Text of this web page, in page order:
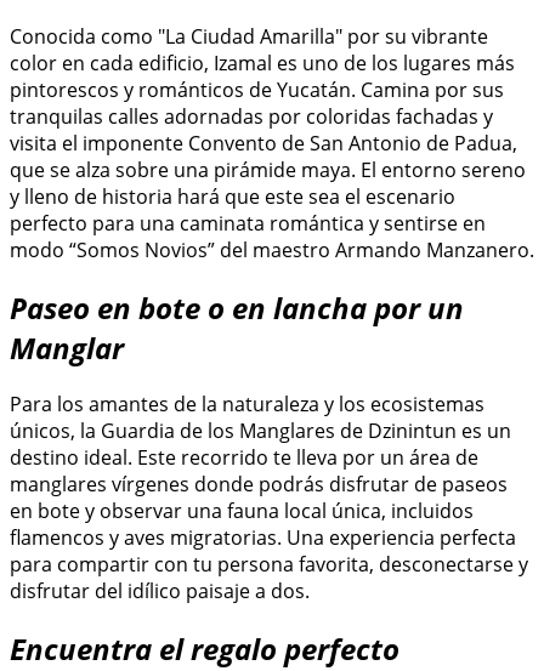
Conocida como "La Ciudad Amarilla" por su vibrante
color en cada edificio, Izamal es uno de los lugares más
pintorescos y románticos de Yucatán. Camina por sus
tranquilas calles adornadas por coloridas fachadas y
visita el imponente Convento de San Antonio de Padua,
que se alza sobre una pirámide maya. El entorno sereno
y lleno de historia hará que este sea el escenario
perfecto para una caminata romántica y sentirse en
modo “Somos Novios” del maestro Armando Manzanero.
Paseo en bote o en lancha por un
Manglar
Para los amantes de la naturaleza y los ecosistemas
únicos, la Guardia de los Manglares de Dzinintun es un
destino ideal. Este recorrido te lleva por un área de
manglares vírgenes donde podrás disfrutar de paseos
en bote y observar una fauna local única, incluidos
flamencos y aves migratorias. Una experiencia perfecta
para compartir con tu persona favorita, desconectarse y
disfrutar del idílico paisaje a dos.
Encuentra el regalo perfecto